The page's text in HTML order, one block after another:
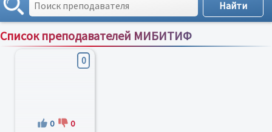
Список преподавателей МИБИТИФ
Сортировка по:имени;рейтингу;отзывам
0
0 0